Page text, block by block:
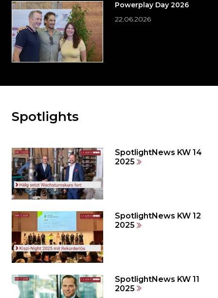
Powerplay Day 2026
22.06.2026
Möchten
den
weiteren
Inhalt
auslassen
und
zum
Seitenende
springen?
Spotlights
SpotlightNews KW 14
2025
SpotlightNews KW 12
2025
SpotlightNews KW 11
2025